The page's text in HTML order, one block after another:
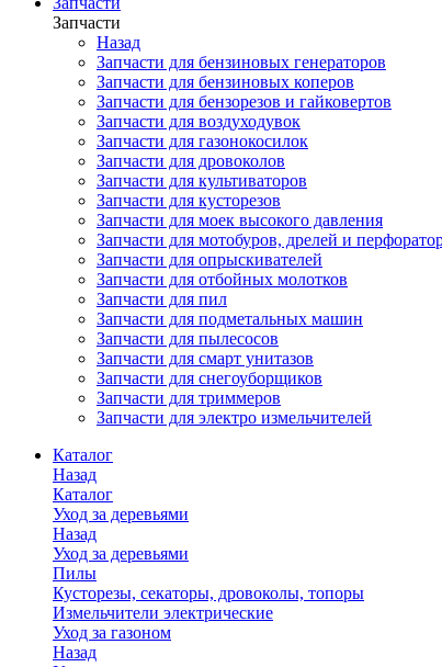
Запчасти
Назад
Запчасти для бензиновых генераторов
Запчасти для бензиновых коперов
Запчасти для бензорезов и гайковертов
Запчасти для воздуходувок
Запчасти для газонокосилок
Запчасти для дровоколов
Запчасти для культиваторов
Запчасти для кусторезов
Запчасти для моек высокого давления
Запчасти для мотобуров, дрелей и
Запчасти для опрыскивателей
Запчасти для отбойных молотков
Запчасти для пил
Запчасти для подметальных машин
Запчасти для пылесосов
Запчасти для смарт унитазов
Запчасти для снегоуборщиков
Запчасти для триммеров
Запчасти для электро измельчителей
Каталог
Назад
Каталог
Уход за деревьями
Назад
Уход за деревьями
Пилы
Кусторезы, секаторы, дровоколы, топоры
Измельчители электрические
Уход за газоном
Назад